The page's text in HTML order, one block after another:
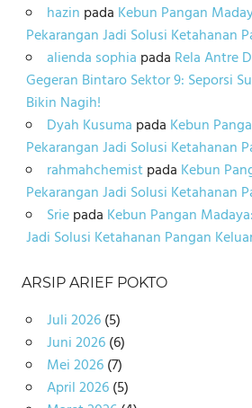
hazin pada Kebun Pangan
Pekarangan Jadi Solusi Ketahanan
alienda sophia pada Rela Antre
Gegeran Bintaro Sektor 9: Seporsi
Bikin Nagih!
Dyah Kusuma pada Kebun
Pekarangan Jadi Solusi Ketahanan
rahmahchemistpada Kebun
Pekarangan Jadi Solusi Ketahanan
Sriepada Kebun Pangan
Jadi Solusi Ketahanan Pangan
ARSIP ARIEF POKTO
Juli 2026(5)
Juni 2026(6)
Mei 2026(7)
April 2026(5)